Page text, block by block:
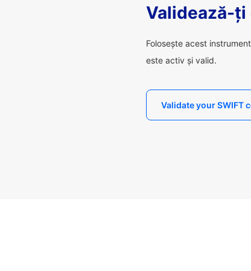
Validează-ți
Folosește acest
este activ și valid.
Validate your SWIFT